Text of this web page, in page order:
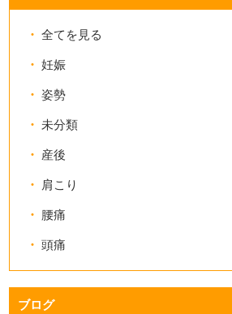
全てを見る
妊娠
姿勢
未分類
産後
肩こり
腰痛
頭痛
ブログ